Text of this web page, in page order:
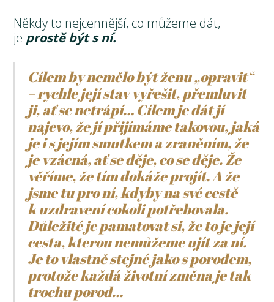
Někdy to nejcennější, co můžeme dát,
je prostě být s ní.
Cílem by nemělo být ženu „opravit“
– rychle její stav vyřešit, přemluvit
ji, ať se netrápí… Cílem je dát jí
najevo, že jí přijímáme takovou, jaká
je i s jejím smutkem a zraněním, že
je vzácná, ať se děje, co se děje. Že
věříme, že tím dokáže projít. A že
jsme tu pro ní, kdyby na své cestě
k uzdravení cokoli potřebovala.
Důležité je pamatovat si, že to je její
cesta, kterou nemůžeme ujít za ní.
Je to vlastně stejné jako s porodem,
protože každá životní změna je tak
trochu porod…